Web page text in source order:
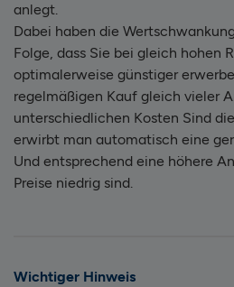
anlegt.
Dabei haben die
Folge, dass Sie bei gleich hohen
optimalerweise günstiger
regelmäßigen Kauf gleich vieler
unterschiedlichen Kosten Sind
erwirbt man automatisch eine
Und entsprechend eine höhere
Preise niedrig sind.
Wichtiger Hinweis